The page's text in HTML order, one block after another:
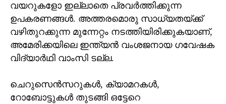
വയറുകളോ ഇല്ലാതെ പ്രവര്‍ത്തിക്കുന്ന
ഉപകരണങ്ങള്‍. അത്തരമൊരു സാധ്യതയ്ക്ക്
വഴിതുറക്കുന്ന മുന്നേറ്റം നടത്തിയിരിക്കുകയാണ്,
അമേരിക്കയിലെ ഇന്ത്യന്‍ വംശജനായ ഗവേഷക
വിദ്യാര്‍ഥി വാംസി ടല്ല.
ചെറുസെന്‍സറുകള്‍, ക്യാമറകള്‍,
റോബോട്ടുകള്‍ തുടങ്ങി ഒട്ടേറെ